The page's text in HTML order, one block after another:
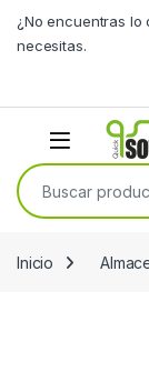
¿No encuentras
necesitas.
Buscar por:
Inicio